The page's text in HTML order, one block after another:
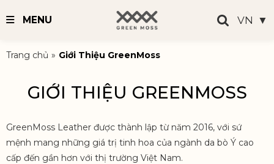
MENU VN ▼
Trang chủ » Giới Thiệu GreenMoss
GIỚI THIỆU GREENMOSS
GreenMoss Leather được thành lập từ năm 2016, với sứ
mệnh mang những giá trị tinh hoa của ngành da bò Ý cao
cấp đến gần hơn với thị trường Việt Nam.